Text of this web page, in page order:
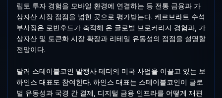
립토 투자 경험을 모바일 환경에 연결하는 등 전통 금융과 가
상자산 시장 접점을 넓힌 곳으로 평가받는다. 케르브라트 수석
부사장은 로빈후드가 축적해 온 글로벌 브로커리지 경험과, 가
상자산 및 토큰화 시장 확장과 리테일 유동성의 접점을 설명할
전망이다.
달러 스테이블코인 발행사 테더의 미국 사업을 이끌고 있는 보
하인스 대표도 참여한다. 하인스 대표는 스테이블코인이 글로
벌 유동성과 국경 간 결제, 디지털 금융 인프라를 어떻게 재편